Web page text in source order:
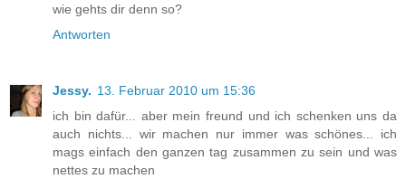
wie gehts dir denn so?
Antworten
Jessy. 13. Februar 2010 um 15:36
ich bin dafür... aber mein freund und ich schenken uns da
auch nichts... wir machen nur immer was schönes... ich
mags einfach den ganzen tag zusammen zu sein und was
nettes zu machen